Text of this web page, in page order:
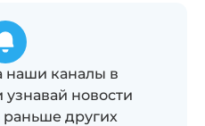
наши каналы в
новости
других